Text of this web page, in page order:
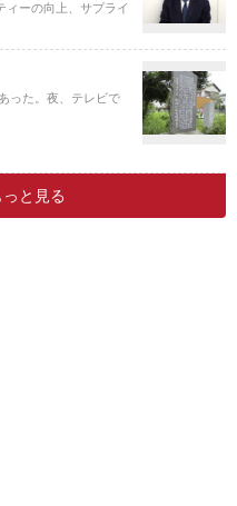
ィーの向上、サプライ
った。夜、テレビで
と見る